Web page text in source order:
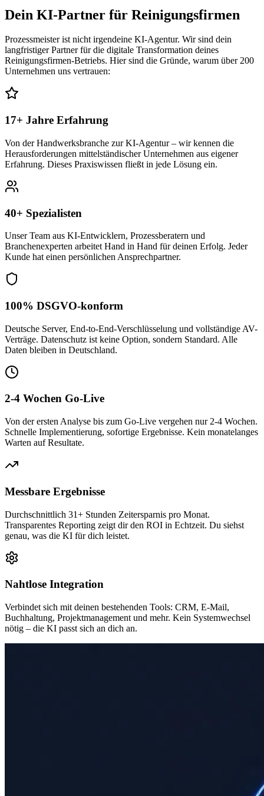
Dein KI-Partner für Reinigungsfirmen
Prozessmeister ist nicht irgendeine KI-Agentur. Wir sind dein
langfristiger Partner für die digitale Transformation deines
Reinigungsfirmen-Betriebs. Hier sind die Gründe, warum über 200
Unternehmen uns vertrauen:
17+ Jahre Erfahrung
Von der Handwerksbranche zur KI-Agentur – wir kennen die
Herausforderungen mittelständischer Unternehmen aus eigener
Erfahrung. Dieses Praxiswissen fließt in jede Lösung ein.
40+ Spezialisten
Unser Team aus KI-Entwicklern, Prozessberatern und
Branchenexperten arbeitet Hand in Hand für deinen Erfolg. Jeder
Kunde hat einen persönlichen Ansprechpartner.
100% DSGVO-konform
Deutsche Server, End-to-End-Verschlüsselung und vollständige AV-
Verträge. Datenschutz ist keine Option, sondern Standard. Alle
Daten bleiben in Deutschland.
2-4 Wochen Go-Live
Von der ersten Analyse bis zum Go-Live vergehen nur 2-4 Wochen.
Schnelle Implementierung, sofortige Ergebnisse. Kein monatelanges
Warten auf Resultate.
Messbare Ergebnisse
Durchschnittlich 31+ Stunden Zeitersparnis pro Monat.
Transparentes Reporting zeigt dir den ROI in Echtzeit. Du siehst
genau, was die KI für dich leistet.
Nahtlose Integration
Verbindet sich mit deinen bestehenden Tools: CRM, E-Mail,
Buchhaltung, Projektmanagement und mehr. Kein Systemwechsel
nötig – die KI passt sich an dich an.